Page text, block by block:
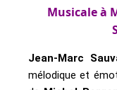
Musicale à
Jean-Marc
mélodique et